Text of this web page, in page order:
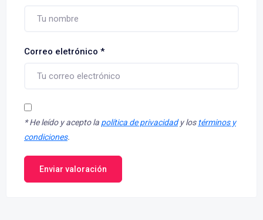
Correo eletrónico *
*He leído y acepto la política de privacidady lostérminos y
condiciones.
Enviar valoración